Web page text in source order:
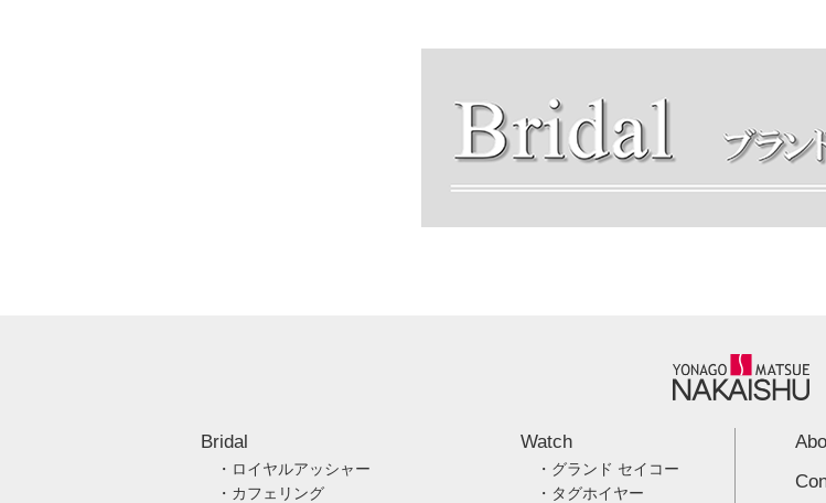
Bridal
・ロイヤルアッシャー
・カフェリング
Watch
・グランド セイコー
・タグホイヤー